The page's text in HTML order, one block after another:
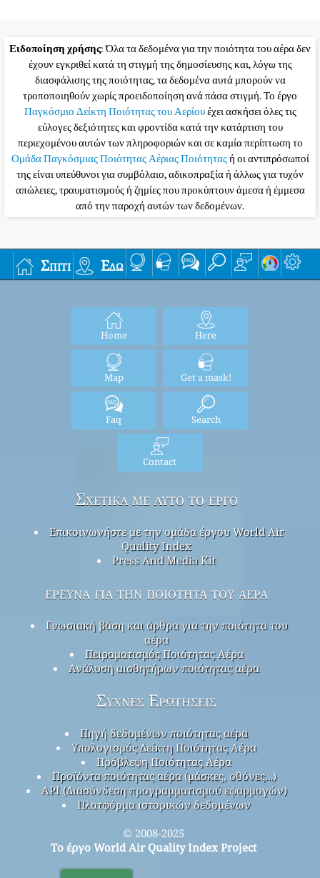
Ειδοποίηση χρήσης: Όλα τα δεδομένα για την ποιότητα του αέρα δεν
έχουν εγκριθεί κατά τη στιγμή της δημοσίευσης και, λόγω της
διασφάλισης της ποιότητας, τα δεδομένα αυτά μπορούν να
τροποποιηθούν χωρίς προειδοποίηση ανά πάσα στιγμή. Το έργο
Παγκόσμιο Δείκτη Ποιότητας του Αερίουέχει ασκήσει όλες τις
εύλογες δεξιότητες και φροντίδα κατά την κατάρτιση του
περιεχομένου αυτών των πληροφοριών και σε καμία περίπτωση το
Ομάδα Παγκόσμιας Ποιότητας Αέριας Ποιότηταςή οι αντιπρόσωποί
της είναι υπεύθυνοι για συμβόλαιο, αδικοπραξία ή άλλως για τυχόν
απώλειες, τραυματισμούς ή ζημίες που προκύπτουν άμεσα ή έμμεσα
από την παροχή αυτών των δεδομένων.
Σπίτι Εδώ
Home Here
Map Get a mask!
Faq Search
Contact
Σχετικά με αυτό το έργο
Επικοινωνήστε με την ομάδα έργου World Air
Quality Index
Press And Media Kit
έρευνα για την ποιότητα του αέρα
Γνωσιακή βάση και άρθρα για την ποιότητα του
αέρα
Πειραματισμός Ποιότητας Αέρα
Ανάλυση αισθητήρων ποιότητας αέρα
Συχνές Ερωτήσεις
Πηγή δεδομένων ποιότητας αέρα
Υπολογισμός Δείκτη Ποιότητας Αέρα
Πρόβλεψη Ποιότητας Αέρα
Προϊόντα ποιότητας αέρα (μάσκες, οθόνες…)
API (Διασύνδεση προγραμματισμού εφαρμογών)
Πλατφόρμα ιστορικών δεδομένων
© 2008-2025
Το έργο World Air Quality Index Project